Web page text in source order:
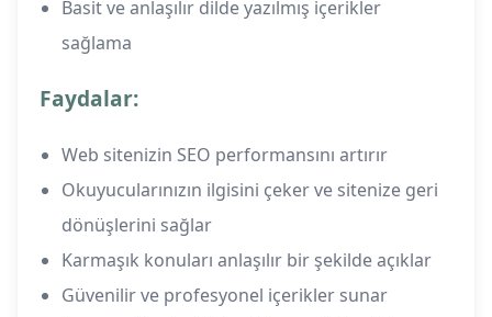
Basit ve anlaşılır dilde yazılmış içerikler
sağlama
Faydalar:
Web sitenizin SEO performansını artırır
Okuyucularınızın ilgisini çeker ve sitenize geri
dönüşlerini sağlar
Karmaşık konuları anlaşılır bir şekilde açıklar
Güvenilir ve profesyonel içerikler sunar